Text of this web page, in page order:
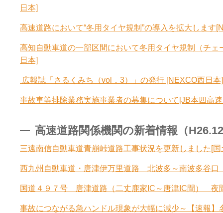
日本]
高速道路において“冬用タイヤ規制”の導入を拡大します
高知自動車道の一部区間において冬用タイヤ規制（チ
日本]
広報誌「さるくみち（vol．3）」の発行 [NEXCO西日本]
事故車等排除業務実施事業者の募集について[JB本四高
高速道路関係機関の新着情報（
三遠南信自動車道青崩峠道路工事状況を更新しました[国
西九州自動車道・唐津伊万里道路 北波多～南波多谷
国道４９７号 唐津道路（二丈鹿家IC～唐津IC間） 夜
事故につながる急ハンドル現象が大幅に減少～【速報